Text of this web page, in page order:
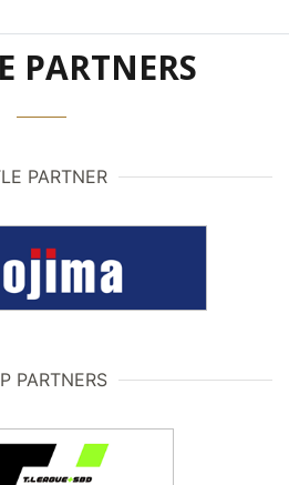
PARTNERS
PARTNER
PARTNERS